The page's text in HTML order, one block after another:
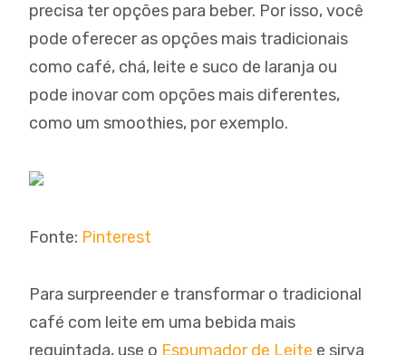
precisa ter opções para beber. Por isso, você
pode oferecer as opções mais tradicionais
como café, chá, leite e suco de laranja ou
pode inovar com opções mais diferentes,
como um smoothies, por exemplo.
Fonte: Pinterest
Para surpreender e transformar o tradicional
café com leite em uma bebida mais
requintada, use o Espumador de Leite e sirva